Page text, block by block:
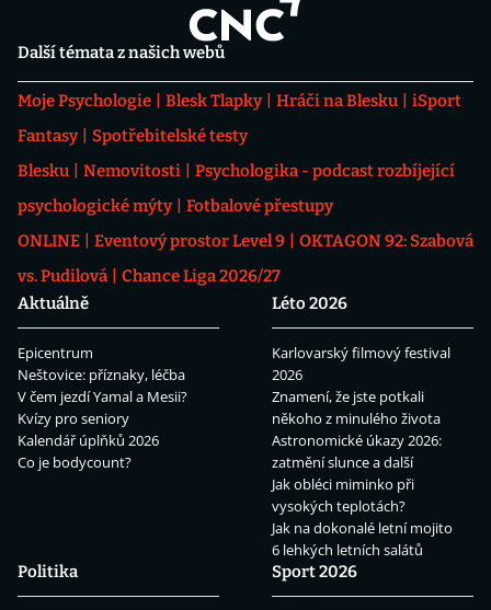
Další témata z našich webů
Moje Psychologie Blesk Tlapky Hráči na Blesku
iSport
Fantasy
Spotřebitelské testy
Blesku
Nemovitosti
Psychologika - podcast rozbíjející
psychologické mýty
Fotbalové přestupy
ONLINE
Eventový prostor Level 9
OKTAGON 92: Szabová
vs. Pudilová
Chance Liga 2026/27
Aktuálně
Epicentrum
Neštovice: příznaky, léčba
V čem jezdí Yamal a Mesii?
Kvízy pro seniory
Kalendář úplňků 2026
Co je bodycount?
Léto 2026
Karlovarský filmový festival
2026
Znamení, že jste potkali
někoho z minulého života
Astronomické úkazy 2026:
zatmění slunce a další
Jak obléci miminko při
vysokých teplotách?
Jak na dokonalé letní mojito
6 lehkých letních salátů
Politika
Sport 2026